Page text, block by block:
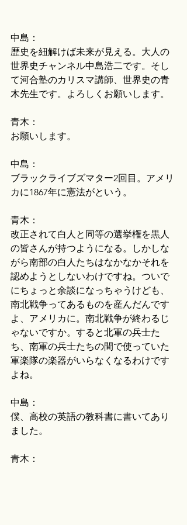
中島：
歴史を紐解けば未来が見える。大人の
世界史チャンネル中島浩二です。そし
て河合塾のカリスマ講師、世界史の青
木先生です。よろしくお願いします。
青木：
お願いします。
中島：
ブラックライブズマター2回目。アメリ
カに1867年に憲法がという。
青木：
改正されて白人と同等の選挙権を黒人
の皆さんが持つようになる。しかしな
がら南部の白人たちはなかなかそれを
認めようとしないわけですね。ついで
にちょっと余談になっちゃうけども、
南北戦争ってあるものを産んだんです
よ、アメリカに。南北戦争が終わるじ
ゃないですか。すると北軍の兵士た
ち、南軍の兵士たちの間で使っていた
軍楽隊の楽器がいらなくなるわけです
よね。
中島：
僕、高校の英語の教科書に書いてあり
ました。
青木：